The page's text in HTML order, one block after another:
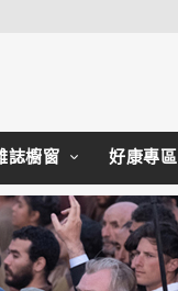
誌櫥窗 好康專區